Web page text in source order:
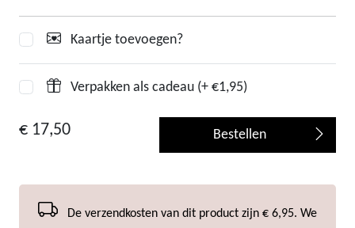
Kaartje toevoegen?
Verpakken als cadeau (+ €1,95)
€ 17,50 Bestellen
De verzendkosten van dit product zijn € 6,95. We